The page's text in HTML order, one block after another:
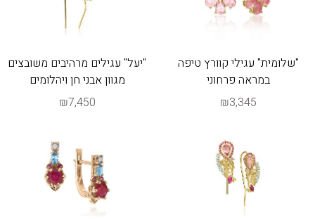
"שלומית" עגילי קוורץ טיפה
במראה פרחוני
₪3,345
"יעל" עגילים מרהיבים משובצים
מגוון אבני חן ויהלומים
₪7,450